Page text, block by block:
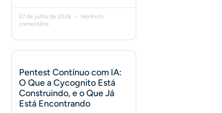
27 de julho de 2026
Nenhum
comentário
Pentest Contínuo com IA:
O Que a Cycognito Está
Construindo, e o Que Já
Está Encontrando